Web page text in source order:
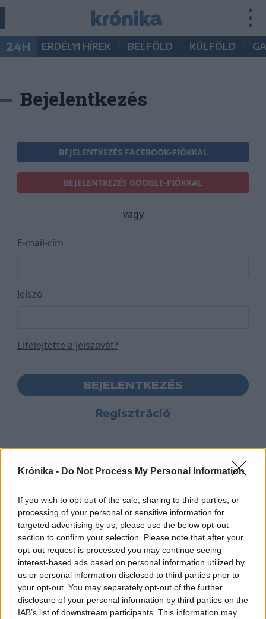
Krónika - Do Not Process My Personal Information
If you wish to opt-out of the sale, sharing to third parties, or
processing of your personal or sensitive information for
targeted advertising by us, please use the below opt-out
section to confirm your selection. Please note that after your
opt-out request is processed you may continue seeing
interest-based ads based on personal information utilized by
us or personal information disclosed to third parties prior to
your opt-out. You may separately opt-out of the further
disclosure of your personal information by third parties on the
IAB’s list of downstream participants. This information may
24H ERDÉLYI HÍREK BELFÖLD KÜLFÖLD
Bejelentkezés
BEJELENTKEZÉS FACEBOOK-FIÓKKAL
BEJELENTKEZÉS GOOGLE-FIÓKKAL
vagy
E-mail-cím
Jelszó
Elfelejtette a jelszavát?
BEJELENTKEZÉS
Regisztráció
Hasznos
Impresszum
Szerzői jogok